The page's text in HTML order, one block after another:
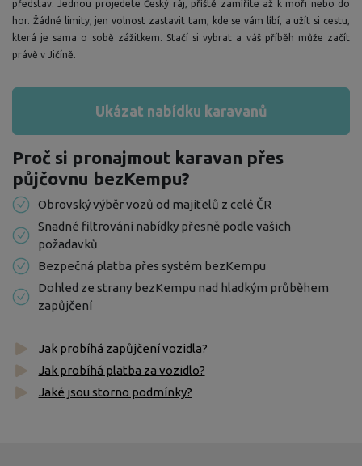
představ. Jednou projedete Český ráj, příště zamíříte až k moři nebo do
hor. Žádné limity, jen volnost zastavit tam, kde se vám líbí, a užít si cestu,
která je sama o sobě zážitkem. Stačí si vybrat a váš příběh může začít
právě v Jičíně.
Ukázat nabídku karavanů
Proč si pronajmout karavan přes
půjčovnu bezKempu?
Obrovský výběr vozů od majitelů z celé ČR
Snadné filtrování nabídky přesně podle vašich
požadavků
Bezpečná platba přes systém bezKempu
Dohled ze strany bezKempu nad hladkým průběhem
zapůjčení
Jak probíhá zapůjčení vozidla?
Jak probíhá platba za vozidlo?
Jaké jsou storno podmínky?